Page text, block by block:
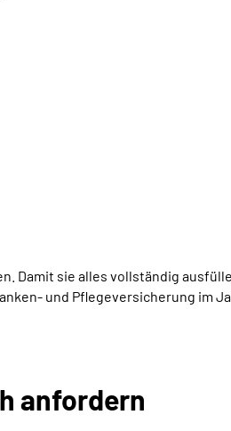
Damit sie alles vollständig
und Pflegeversicherung im
anfordern